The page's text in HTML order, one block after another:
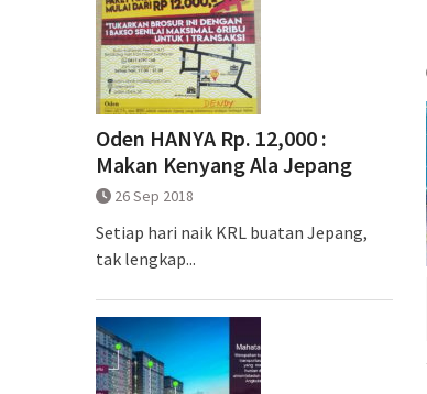
Oden HANYA Rp. 12,000 :
Makan Kenyang Ala Jepang
26 Sep 2018
Setiap hari naik KRL buatan Jepang,
tak lengkap...